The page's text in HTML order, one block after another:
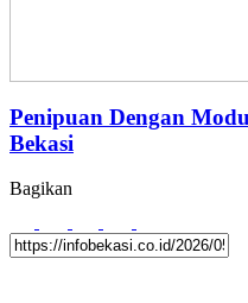
Penipuan Dengan
Bekasi
Bagikan